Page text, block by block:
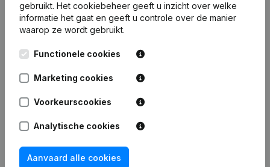
2025 2024 2023 2022
Eigen
vermogen
€217.785 215.679
Veelgestelde vragen
gebruikt. Het cookiebeheer geeft u inzicht over welke
informatie het gaat en geeft u controle over de manier
waarop ze wordt gebruikt.
Functionele cookies
Marketing cookies
Voorkeurscookies
Analytische cookies
Aanvaard alle cookies